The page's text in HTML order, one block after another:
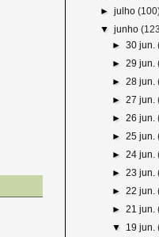
►julho
▼junho
► 30 jun.
► 29 jun.
► 28 jun.
► 27 jun.
► 26 jun.
► 25 jun.
► 24 jun.
► 23 jun.
► 22 jun.
► 21 jun.
▼ 19 jun.